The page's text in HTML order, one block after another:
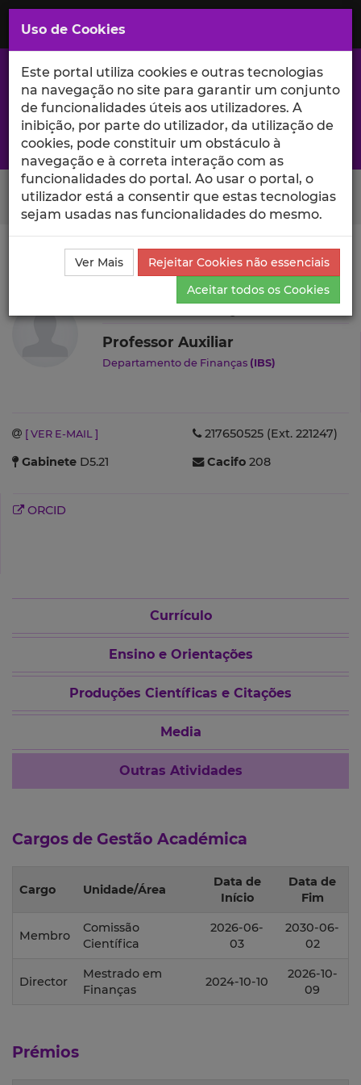
Saltar
para
Conteúdo
Principal
A excelência da investigação e ciência no Iscte
Search Button
Ciência_Iscte Autores Szabolcs Sebestyén
Outras
Atividades
Szabolcs Sebestyén
Professor Auxiliar
Departamento de Finanças (IBS)
[ VER E-MAIL ]
217650525 (Ext. 221247)
Gabinete D5.21 Cacifo 208
ORCID
Currículo
Ensino e Orientações
Produções Científicas e Citações
Media
Outras Atividades
Cargos de Gestão Académica
Cargo Unidade/Área
Data de
Início
Data de
Fim
Membro
Comissão
Científica
2026-06-
03
2030-06-
02
Director
Mestrado em
Finanças
2024-10-10
2026-10-
09
Prémios
Uso de Cookies
Este portal utiliza cookies e outras tecnologias
na navegação no site para garantir um conjunto
de funcionalidades úteis aos utilizadores. A
inibição, por parte do utilizador, da utilização de
cookies, pode constituir um obstáculo à
navegação e à correta interação com as
funcionalidades do portal. Ao usar o portal, o
utilizador está a consentir que estas tecnologias
sejam usadas nas funcionalidades do mesmo.
Ver Mais
Rejeitar Cookies não essenciais
Aceitar todos os Cookies